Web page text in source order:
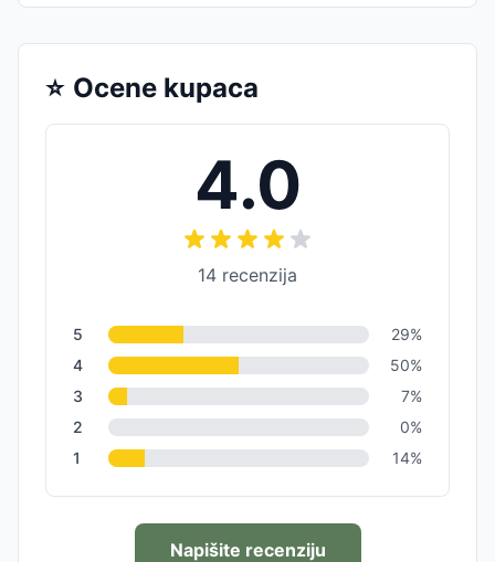
⭐ Ocene kupaca
4.0
14 recenzija
5 29%
4
50%
3
7%
2
0%
1
14%
Napišite recenziju